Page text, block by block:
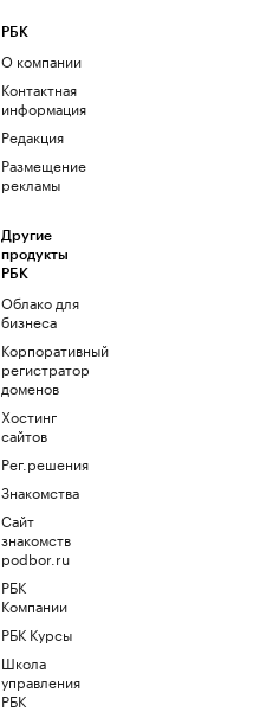
РБК
О компании
Контактная
информация
Редакция
Размещение
рекламы
Другие
продукты
РБК
Облако для
бизнеса
Корпоративный
регистратор
доменов
Хостинг
сайтов
Рег.решения
Знакомства
Сайт
знакомств
podbor.ru
РБК
Компании
РБК Курсы
Школа
управления
РБК